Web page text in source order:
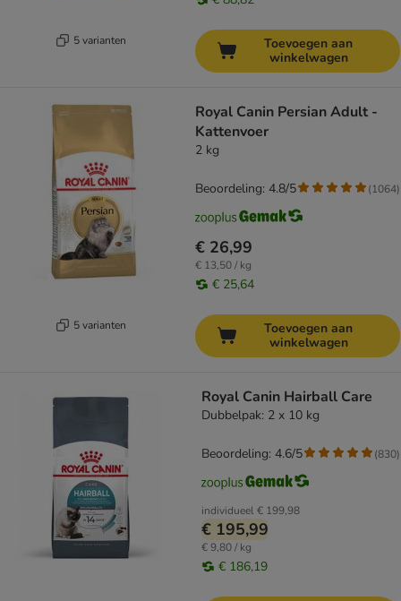
5 varianten
Toevoegen aan
winkelwagen
5 varianten
Royal Canin Persian Adult -
Kattenvoer
2 kg
€ 26,99
€ 13,50 / kg
€ 25,64
Beoordeling: 4.8/5 (1064)
Toevoegen aan
winkelwagen
Royal Canin Hairball Care
Dubbelpak: 2 x 10 kg
individueel€ 199,98
€ 195,99
€ 9,80 / kg
€ 186,19
Beoordeling: 4.6/5 (830)